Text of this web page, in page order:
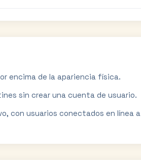
encima de la apariencia física.
sin crear una cuenta de usuario.
con usuarios conectados en línea a